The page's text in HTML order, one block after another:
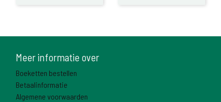
Meer informatie over
Boeketten bestellen
Betaalinformatie
Algemene voorwaarden